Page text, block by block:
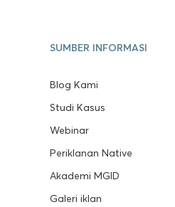
SUMBER INFORMASI
Blog Kami
Studi Kasus
Webinar
Periklanan Native
Akademi MGID
Galeri iklan